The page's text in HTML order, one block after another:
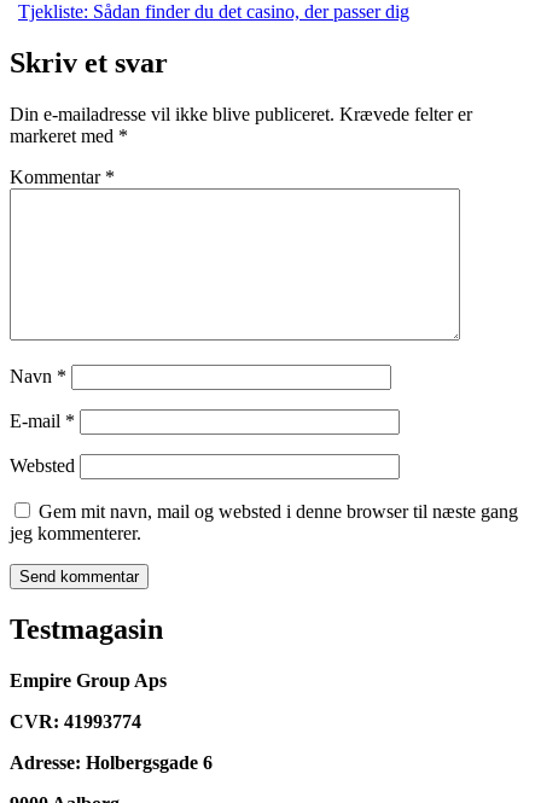
Tjekliste: Sådan finder du det casino, der passer dig
Skriv et svar
Din e-mailadresse vil ikke blive publiceret. Krævede felter er
markeret med *
Kommentar *
Navn *
E-mail *
Websted
Gem mit navn, mail og websted i denne browser til næste gang
jeg kommenterer.
Testmagasin
Empire Group Aps
CVR: 41993774
Adresse: Holbergsgade 6